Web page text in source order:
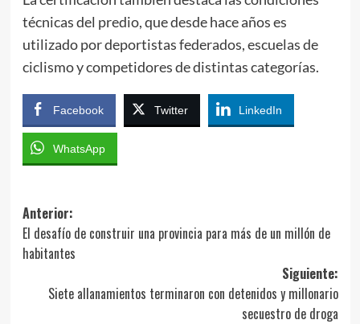
técnicas del predio, que desde hace años es
utilizado por deportistas federados, escuelas de
ciclismo y competidores de distintas categorías.
Facebook Twitter LinkedIn
WhatsApp
Navegación
de
entradas
Anterior:
El desafío de construir una provincia para más de un millón de
habitantes
Siguiente:
Siete allanamientos terminaron con detenidos y millonario
secuestro de droga